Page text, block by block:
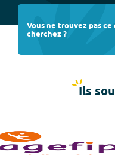
Vous ne trouvez pas ce
cherchez ?
Ils